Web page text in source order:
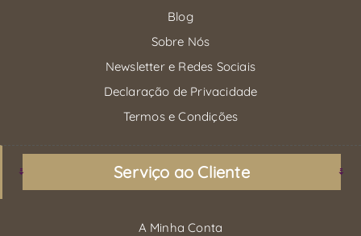
Blog
Sobre Nós
Newsletter e Redes Sociais
Declaração de Privacidade
Termos e Condições
Serviço ao Cliente
A Minha Conta